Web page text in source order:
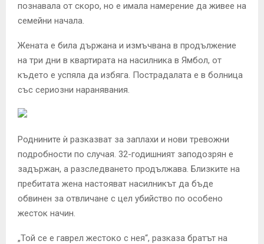
познавала от скоро, но е имала намерение да живее на
семейни начала.
Жената е била държана и измъчвана в продължение
на три дни в квартирата на насилника в Ямбол, от
където е успяла да избяга. Пострадалата е в болница
със сериозни наранявания.
Роднините ѝ разказват за заплахи и нови тревожни
подробности по случая. 32-годишният заподозрян е
задържан, а разследването продължава. Близките на
пребитата жена настояват насилникът да бъде
обвинен за отвличане с цел убийство по особено
жесток начин.
„Той се е гаврел жестоко с нея“, разказа братът на